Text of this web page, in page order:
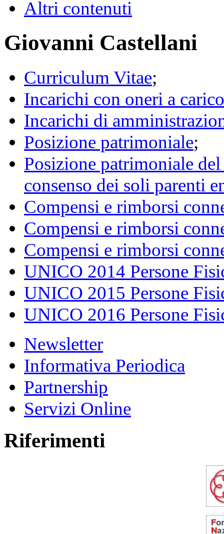
Altri contenuti
Giovanni Castellani
Curriculum Vitae;
Incarichi con oneri a
Incarichi di
Posizione patrimoniale;
Posizione patrimoniale
consenso dei soli parenti
Compensi e rimborsi
Compensi e rimborsi
Compensi e rimborsi
UNICO 2014 Persone
UNICO 2015 Persone
UNICO 2016 Persone
Newsletter
Informativa Periodica
Partnership
Servizi Online
Riferimenti